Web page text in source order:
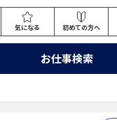
気になる 初めての方へ
お仕事検索